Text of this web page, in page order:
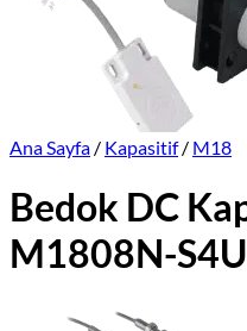
Ana Sayfa / Kapasitif / M18
Bedok DC
M1808N-